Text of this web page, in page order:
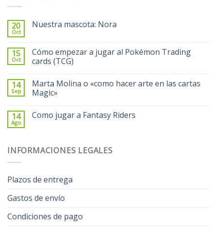
20
Oct
Nuestra mascota: Nora
15
Oct
Cómo empezar a jugar al Pokémon Trading
cards (TCG)
14
Sep
Marta Molina o «como hacer arte en las cartas
Magic»
14
Ago
Como jugar a Fantasy Riders
INFORMACIONES LEGALES
Plazos de entrega
Gastos de envío
Condiciones de pago